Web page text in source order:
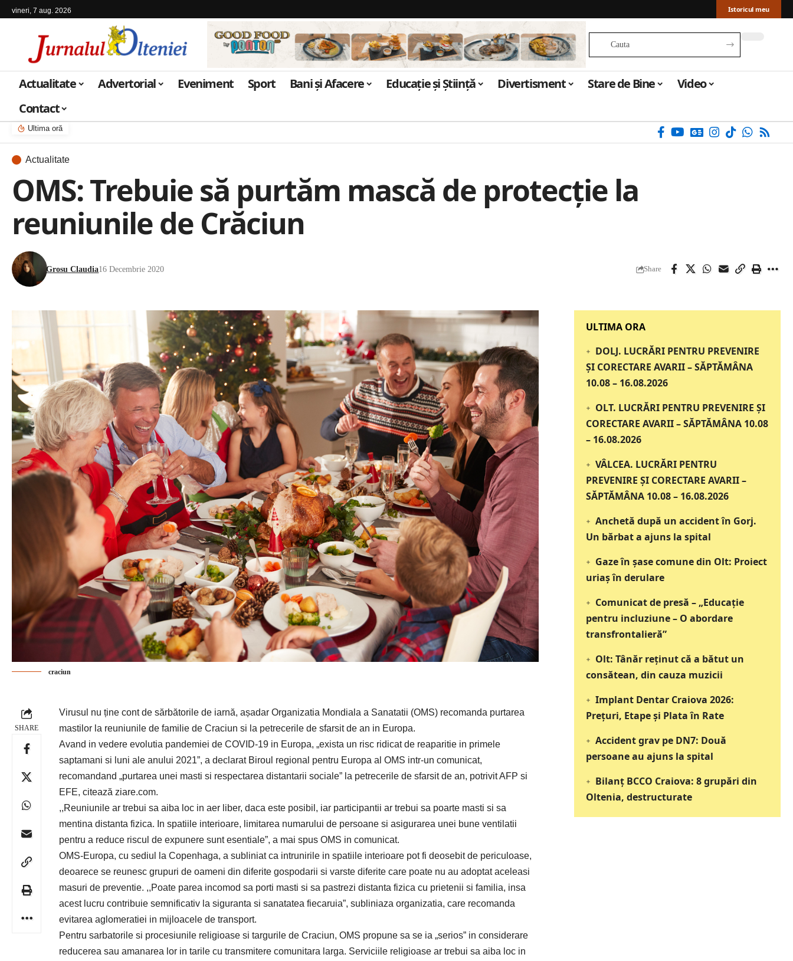
vineri, 7 aug. 2026 Istoricul meu
Actualitate Advertorial Eveniment Sport Bani și Afacere Educație și Știință Divertisment Stare de Bine
Video
Contact
Ultima oră
Actualitate
OMS: Trebuie să purtăm mască de protecție la
reuniunile de Crăciun
Grosu Claudia16 Decembrie 2020 Share
craciun
SHARE
Virusul nu ține cont de sărbătorile de iarnă, așadar Organizatia Mondiala a Sanatatii (OMS) recomanda purtarea
mastilor la reuniunile de familie de Craciun si la petrecerile de sfarsit de an in Europa.
Avand in vedere evolutia pandemiei de COVID-19 in Europa, „exista un risc ridicat de reaparitie in primele
saptamani si luni ale anului 2021”, a declarat Biroul regional pentru Europa al OMS intr-un comunicat,
recomandand „purtarea unei masti si respectarea distantarii sociale” la petrecerile de sfarsit de an, potrivit AFP si
EFE, citează ziare.com.
,,Reuniunile ar trebui sa aiba loc in aer liber, daca este posibil, iar participantii ar trebui sa poarte masti si sa
mentina distanta fizica. In spatiile interioare, limitarea numarului de persoane si asigurarea unei bune ventilatii
pentru a reduce riscul de expunere sunt esentiale”, a mai spus OMS in comunicat.
OMS-Europa, cu sediul la Copenhaga, a subliniat ca intrunirile in spatiile interioare pot fi deosebit de periculoase,
deoarece se reunesc grupuri de oameni din diferite gospodarii si varste diferite care poate nu au adoptat aceleasi
masuri de preventie. ,,Poate parea incomod sa porti masti si sa pastrezi distanta fizica cu prietenii si familia, insa
acest lucru contribuie semnificativ la siguranta si sanatatea fiecaruia”, subliniaza organizatia, care recomanda
evitarea aglomeratiei in mijloacele de transport.
Pentru sarbatorile si procesiunile religioase si targurile de Craciun, OMS propune sa se ia „serios” in considerare
reducerea sau amanarea lor in tarile cu transmitere comunitara larga. Serviciile religioase ar trebui sa aiba loc in
‎‎‎‎‎‎‎ULTIMA ORA
DOLJ. LUCRĂRI PENTRU PREVENIRE
ȘI CORECTARE AVARII – SĂPTĂMÂNA
10.08 – 16.08.2026
OLT. LUCRĂRI PENTRU PREVENIRE ȘI
CORECTARE AVARII – SĂPTĂMÂNA 10.08
– 16.08.2026
VÂLCEA. LUCRĂRI PENTRU
PREVENIRE ȘI CORECTARE AVARII –
SĂPTĂMÂNA 10.08 – 16.08.2026
Anchetă după un accident în Gorj.
Un bărbat a ajuns la spital
Gaze în șase comune din Olt: Proiect
uriaș în derulare
Comunicat de presă – „Educație
pentru incluziune – O abordare
transfrontalieră”
Olt: Tânăr reţinut că a bătut un
consătean, din cauza muzicii
Implant Dentar Craiova 2026:
Preţuri, Etape şi Plata în Rate
Accident grav pe DN7: Două
persoane au ajuns la spital
Bilanț BCCO Craiova: 8 grupări din
Oltenia, destructurate